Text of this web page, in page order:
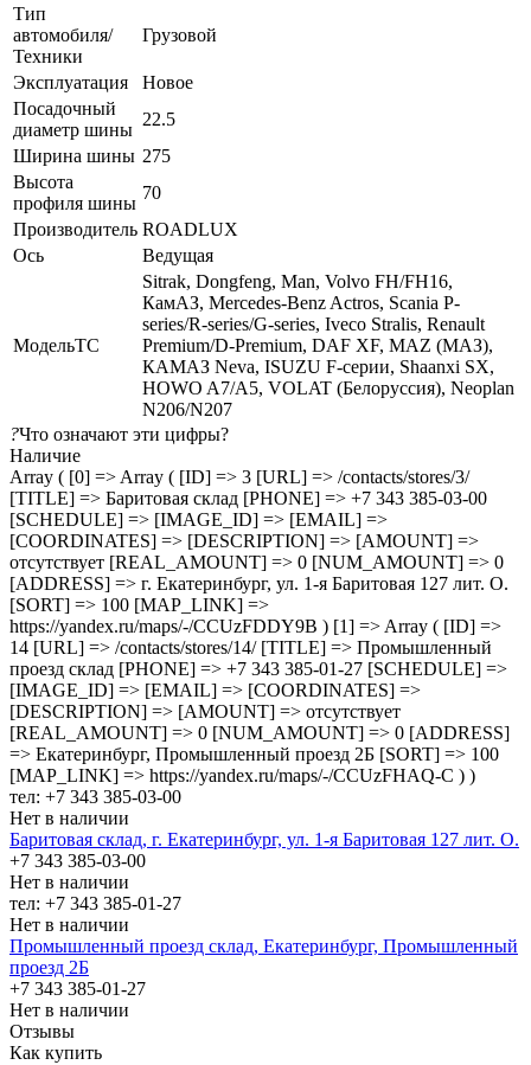
Тип
автомобиля/
Техники
Грузовой
Эксплуатация
Новое
Посадочный
диаметр шины
22.5
Ширина шины 275
Высота
профиля шины
70
Производитель ROADLUX
Ось
Ведущая
МодельТС
Sitrak, Dongfeng, Man, Volvo FH/FH16,
КамАЗ, Mercedes-Benz Actros, Scania P-
series/R-series/G-series, Iveco Stralis, Renault
Premium/D-Premium, DAF XF, MAZ (МАЗ),
КАМАЗ Neva, ISUZU F-серии, Shaanxi SX,
HOWO A7/A5, VOLAT (Белоруссия), Neoplan
N206/N207
?Что означают эти цифры?
Наличие
Array ( [0] => Array ( [ID] => 3 [URL] => /contacts/stores/3/
[TITLE] => Баритовая склад [PHONE] => +7 343 385-03-00
[SCHEDULE] => [IMAGE_ID] => [EMAIL] =>
[COORDINATES] => [DESCRIPTION] => [AMOUNT] =>
отсутствует [REAL_AMOUNT] => 0 [NUM_AMOUNT] => 0
[ADDRESS] => г. Екатеринбург, ул. 1-я Баритовая 127 лит. О.
[SORT] => 100 [MAP_LINK] =>
https://yandex.ru/maps/-/CCUzFDDY9B ) [1] => Array ( [ID] =>
14 [URL] => /contacts/stores/14/ [TITLE] => Промышленный
проезд cклад [PHONE] => +7 343 385-01-27 [SCHEDULE] =>
[IMAGE_ID] => [EMAIL] => [COORDINATES] =>
[DESCRIPTION] => [AMOUNT] => отсутствует
[REAL_AMOUNT] => 0 [NUM_AMOUNT] => 0 [ADDRESS]
=> Екатеринбург, Промышленный проезд 2Б [SORT] => 100
[MAP_LINK] => https://yandex.ru/maps/-/CCUzFHAQ-C ) )
тел: +7 343 385-03-00
Нет в наличии
Баритовая склад, г. Екатеринбург, ул. 1-я Баритовая 127 лит. О.
+7 343 385-03-00
Нет в наличии
тел: +7 343 385-01-27
Нет в наличии
Промышленный проезд cклад, Екатеринбург, Промышленный
проезд 2Б
+7 343 385-01-27
Нет в наличии
Отзывы
Как купить